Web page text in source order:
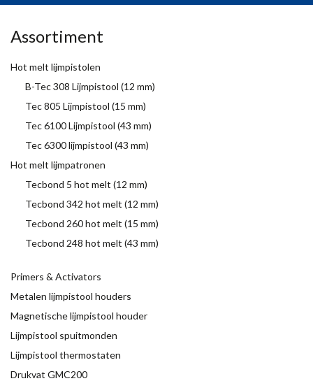
Assortiment
Hot melt lijmpistolen
B-Tec 308 Lijmpistool (12 mm)
Tec 805 Lijmpistool (15 mm)
Tec 6100 Lijmpistool (43 mm)
Tec 6300 lijmpistool (43 mm)
Hot melt lijmpatronen
Tecbond 5 hot melt (12 mm)
Tecbond 342 hot melt (12 mm)
Tecbond 260 hot melt (15 mm)
Tecbond 248 hot melt (43 mm)
Primers & Activators
Metalen lijmpistool houders
Magnetische lijmpistool houder
Lijmpistool spuitmonden
Lijmpistool thermostaten
Drukvat GMC200